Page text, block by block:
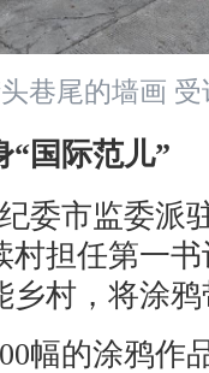
巷尾的墙画
国际范儿”
市监委派
担任第一
乡村，将涂
的涂鸦作